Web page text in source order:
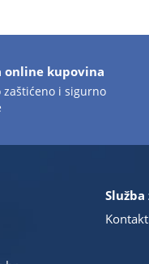
online kupovina
zaštićeno i sigurno